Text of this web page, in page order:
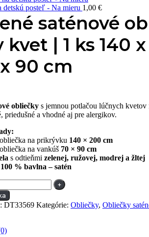
detskú posteľ - Na mieru 1,00 €
saténové
kvet | 1 ks 140
90 cm
obliečky s jemnou potlačou lúčnych kvetov
priedušné a vhodné aj pre alergikov.
na prikrývku 140 × 200 cm
na vankúš 70 × 90 cm
s odtieňmi zelenej, ružovej, modrej a žltej
100 % bavlna – satén
DT33569 Kategórie: Obliečky, Obliečky